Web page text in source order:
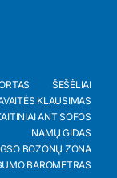
ŠEŠĖLIAI
KLAUSIMAS
ANT SOFOS
NAMŲ GIDAS
BOZONŲ ZONA
BAROMETRAS